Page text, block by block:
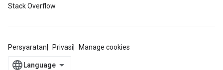
Stack Overflow
Persyaratan Privasi Manage cookies